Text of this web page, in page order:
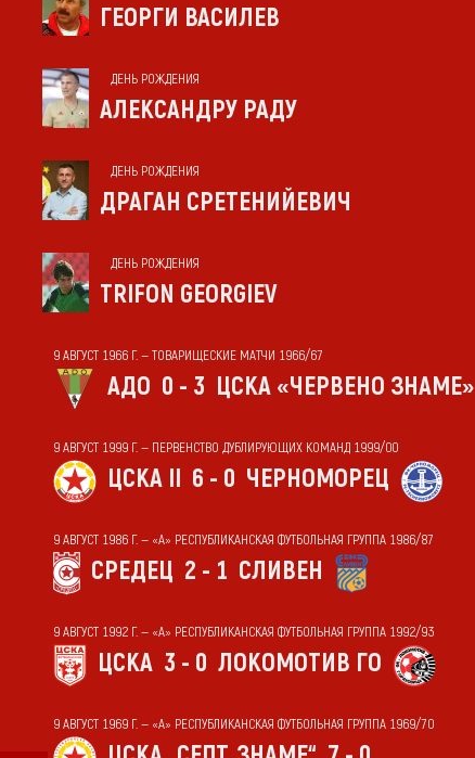
ГЕОРГИ ВАСИЛЕВ
ДЕНЬ РОЖДЕНИЯ
АЛЕКСАНДРУ РАДУ
ДЕНЬ РОЖДЕНИЯ
ДРАГАН СРЕТЕНИЙЕВИЧ
ДЕНЬ РОЖДЕНИЯ
TRIFON GEORGIEV
9 АВГУСТ 1966 Г. — ТОВАРИЩЕСКИЕ МАТЧИ 1966/67
АДО 0 - 3 ЦСКА «ЧЕРВЕНО ЗНАМЕ»
9 АВГУСТ 1999 Г. — ПЕРВЕНСТВО ДУБЛИРУЮЩИХ КОМАНД 1999/00
ЦСКА II 6 - 0 ЧЕРНОМОРЕЦ
9 АВГУСТ 1986 Г. — «А» РЕСПУБЛИКАНСКАЯ ФУТБОЛЬНАЯ ГРУППА 1986/87
СРЕДЕЦ 2 - 1 СЛИВЕН
9 АВГУСТ 1992 Г. — «А» РЕСПУБЛИКАНСКАЯ ФУТБОЛЬНАЯ ГРУППА 1992/93
ЦСКА 3 - 0 ЛОКОМОТИВ ГО
9 АВГУСТ 1969 Г. — «А» РЕСПУБЛИКАНСКАЯ ФУТБОЛЬНАЯ ГРУППА 1969/70